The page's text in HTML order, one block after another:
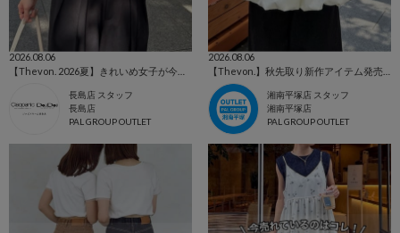
2026.08.06
長島店 スタッフ
長島店
PAL GROUP OUTLET
2026.08.06
湘南平塚店 スタッフ
湘南平塚店
PAL GROUP OUTLET